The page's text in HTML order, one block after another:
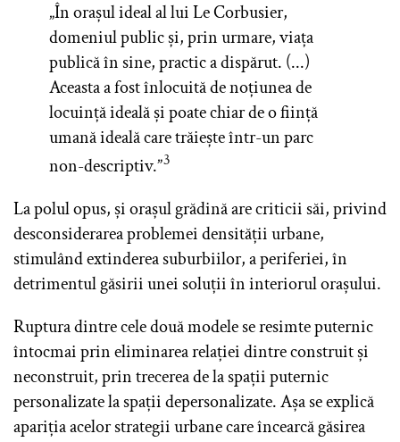
„În orașul ideal al lui Le Corbusier,
domeniul public și, prin urmare, viața
publică în sine, practic a dispărut. (...)
Aceasta a fost înlocuită de noțiunea de
locuință ideală și poate chiar de o ființă
umană ideală care trăiește într-un parc
non-descriptiv.”3
La polul opus, și orașul grădină are criticii săi, privind
desconsiderarea problemei densității urbane,
stimulând extinderea suburbiilor, a periferiei, în
detrimentul găsirii unei soluții în interiorul orașului.
Ruptura dintre cele două modele se resimte puternic
întocmai prin eliminarea relației dintre construit și
neconstruit, prin trecerea de la spații puternic
personalizate la spații depersonalizate. Așa se explică
apariția acelor strategii urbane care încearcă găsirea